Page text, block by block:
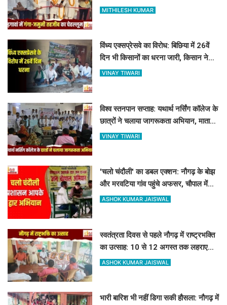
बांधा समां
MITHILESH KUMAR
विंध्य एक्सप्रेसवे का विरोध: बिछिया में 26वें
दिन भी किसानों का धरना जारी, किसान नेता
5 दिनों से नजरबंद
VINAY TIWARI
विश्व स्तनपान सप्ताह: यथार्थ नर्सिंग कॉलेज के
छात्रों ने चलाया जागरूकता अभियान, माताओं
को बताए स्तनपान के लाभ
VINAY TIWARI
'चलो चंदौली' का डबल एक्शन: नौगढ़ के बोझ
और मरवटिया गांव पहुंचे अफसर, चौपाल में
सुनीं जनसमस्याएं
ASHOK KUMAR JAISWAL
स्वतंत्रता दिवस से पहले नौगढ़ में राष्ट्रभक्ति
का उत्साह: 10 से 12 अगस्त तक लहराएगा
हर घर तिरंगा
ASHOK KUMAR JAISWAL
भारी बारिश भी नहीं डिगा सकी हौसला: नौगढ़ में